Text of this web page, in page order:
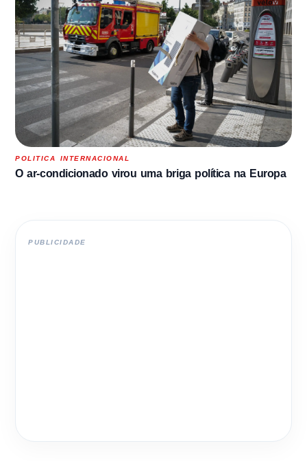
POLITICA INTERNACIONAL
O ar-condicionado virou uma briga política na Europa
PUBLICIDADE